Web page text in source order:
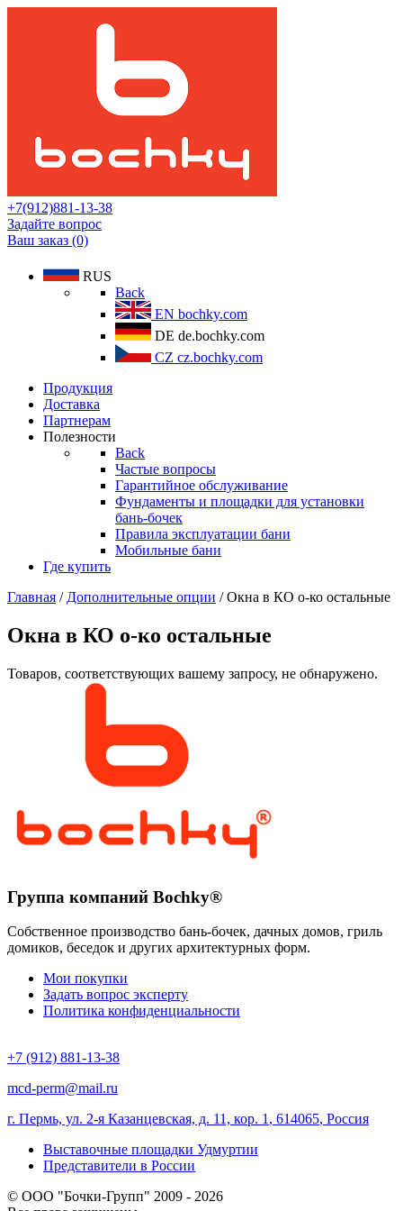
+7(912)881-13-38
Задайте вопрос
Ваш заказ (0)
RUS
Back
EN bochky.com
DE de.bochky.com
CZ cz.bochky.com
Продукция
Доставка
Партнерам
Полезности
Back
Частые вопросы
Гарантийное обслуживание
Фундаменты и площадки для установки
бань-бочек
Правила эксплуатации бани
Мобильные бани
Где купить
Главная / Дополнительные опции / Окна в КО о-ко остальные
Окна в КО о-ко остальные
Товаров, соответствующих вашему запросу, не обнаружено.
Группа компаний Bochky®
Собственное производство бань-бочек, дачных домов, гриль
домиков, беседок и других архитектурных форм.
Мои покупки
Задать вопрос эксперту
Политика конфиденциальности
+7 (912) 881-13-38
mcd-perm@mail.ru
г. Пермь, ул. 2-я Казанцевская, д. 11, кор. 1 , 614065, Россия
Выставочные площадки Удмуртии
Представители в России
© ООО "Бочки-Групп" 2009 - 2026